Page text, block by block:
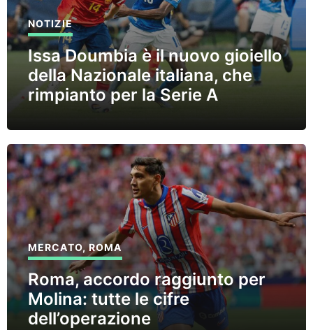
NOTIZIE
Issa Doumbia è il nuovo gioiello
della Nazionale italiana, che
rimpianto per la Serie A
MERCATO,ROMA
Roma, accordo raggiunto per
Molina: tutte le cifre
dell’operazione